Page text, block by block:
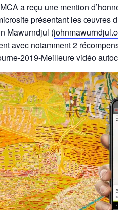
a reçu une mention
présentant les œuvres du
Mawurndjul (johnmawurndjul.com
avec notamment 2
2019-Meilleure vidéo